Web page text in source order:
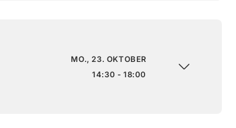
MO., 23. OKTOBER
14:30 - 18:00